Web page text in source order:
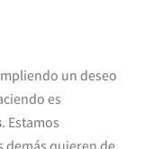
un deseo
es
. Estamos
demás quieren de